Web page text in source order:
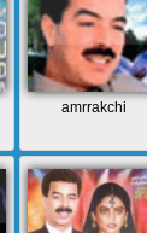
amrrakchi